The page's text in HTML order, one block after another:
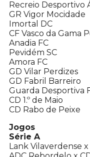
Recreio Desportivo
GR Vigor Mocidade
Imortal DC
CF Vasco da Gama
Anadia FC
Pevidém SC
Amora FC
GD Vilar Perdizes
GD Fabril Barreiro
Guarda Desportiva
CD 1.º de Maio
CD Rabo de Peixe
Jogos
Série A
Lank Vilaverdense